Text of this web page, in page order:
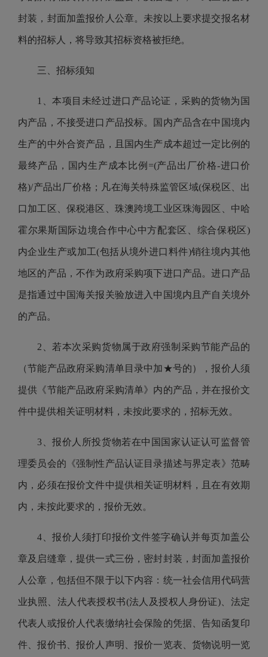
封装，封面加盖报价人公章。未按以上要求提交报名材
料的招标人，将导致其招标资格被拒绝。
三、招标须知
1、本项目未经过进口产品论证，采购的货物为国
内产品，不接受进口产品投标。国内产品含在中国境内
生产的中外合资产品，且国内生产成本超过一定比例的
最终产品，国内生产成本比例=(产品出厂价格-进口价
格)/产品出厂价格；凡在海关特殊监管区域(保税区、出
口加工区、保税港区、珠澳跨境工业区珠海园区、中哈
霍尔果斯国际边境合作中心中方配套区、综合保税区)
内企业生产或加工(包括从境外进口料件)销往境内其他
地区的产品，不作为政府采购项下进口产品。进口产品
是指通过中国海关报关验放进入中国境内且产自关境外
的产品。
2、若本次采购货物属于政府强制采购节能产品的
（节能产品政府采购清单目录中加★号的），报价人须
提供《节能产品政府采购清单》内的产品，并在报价文
件中提供相关证明材料，未按此要求的，招标无效。
3、报价人所投货物若在中国国家认证认可监督管
理委员会的《强制性产品认证目录描述与界定表》范畴
内，必须在报价文件中提供相关证明材料，且在有效期
内，未按此要求的，报价无效。
4、报价人须打印报价文件签字确认并每页加盖公
章及启缝章，提供一式三份，密封封装，封面加盖报价
人公章，包括但不限于以下内容：统一社会信用代码营
业执照、法人代表授权书(法人及授权人身份证)、法定
代表人或报价人代表缴纳社会保险的凭据、告知函复印
件、报价书、报价人声明、报价一览表、货物说明一览